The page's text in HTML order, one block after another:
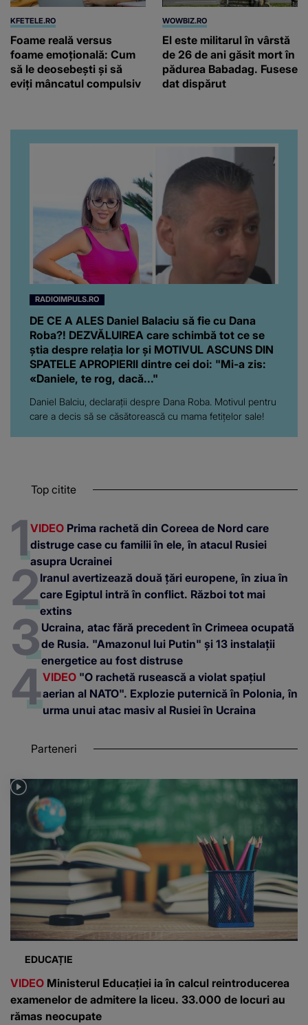
KFETELE.RO
Foame reală versus
foame emoțională: Cum
să le deosebești și să
eviți mâncatul compulsiv
WOWBIZ.RO
El este militarul în vârstă
de 26 de ani găsit mort în
pădurea Babadag. Fusese
dat dispărut
RADIOIMPULS.RO
DE CE A ALES Daniel Balaciu să fie cu Dana
Roba?! DEZVĂLUIREA care schimbă tot ce se
știa despre relația lor și MOTIVUL ASCUNS DIN
SPATELE APROPIERII dintre cei doi: "Mi-a zis:
«Daniele, te rog, dacă..."
Daniel Balciu, declarații despre Dana Roba. Motivul pentru
care a decis să se căsătorească cu mama fetițelor sale!
Top citite
VIDEO Prima rachetă din Coreea de Nord care
distruge case cu familii în ele, în atacul Rusiei
asupra Ucrainei
Iranul avertizează două țări europene, în ziua în
care Egiptul intră în conflict. Război tot mai
extins
Ucraina, atac fără precedent în Crimeea ocupată
de Rusia. "Amazonul lui Putin" și 13 instalații
energetice au fost distruse
VIDEO "O rachetă rusească a violat spațiul
aerian al NATO". Explozie puternică în Polonia, în
urma unui atac masiv al Rusiei în Ucraina
Parteneri
EDUCAȚIE
VIDEO Ministerul Educației ia în calcul reintroducerea
examenelor de admitere la liceu. 33.000 de locuri au
rămas neocupate